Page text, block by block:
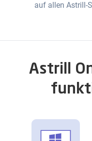
auf allen Astrill-
Astrill